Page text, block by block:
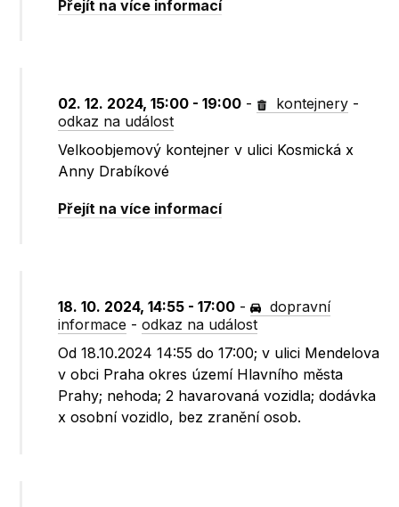
Přejít na více informací
02. 12. 2024, 15:00 - 19:00 - kontejnery -
odkaz na událost
Velkoobjemový kontejner v ulici Kosmická x
Anny Drabíkové
Přejít na více informací
18. 10. 2024, 14:55 - 17:00 -
dopravní
informace -odkaz na událost
Od 18.10.2024 14:55 do 17:00; v ulici Mendelova
v obci Praha okres území Hlavního města
Prahy; nehoda; 2 havarovaná vozidla; dodávka
x osobní vozidlo, bez zranění osob.